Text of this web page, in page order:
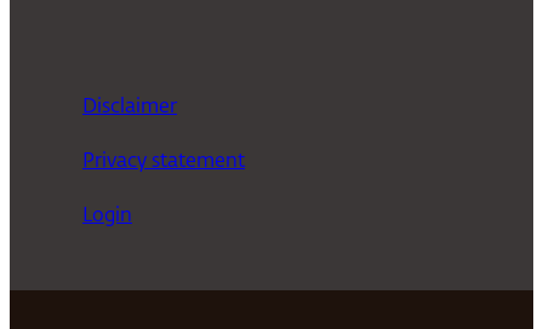
Disclaimer
Privacy statement
Login